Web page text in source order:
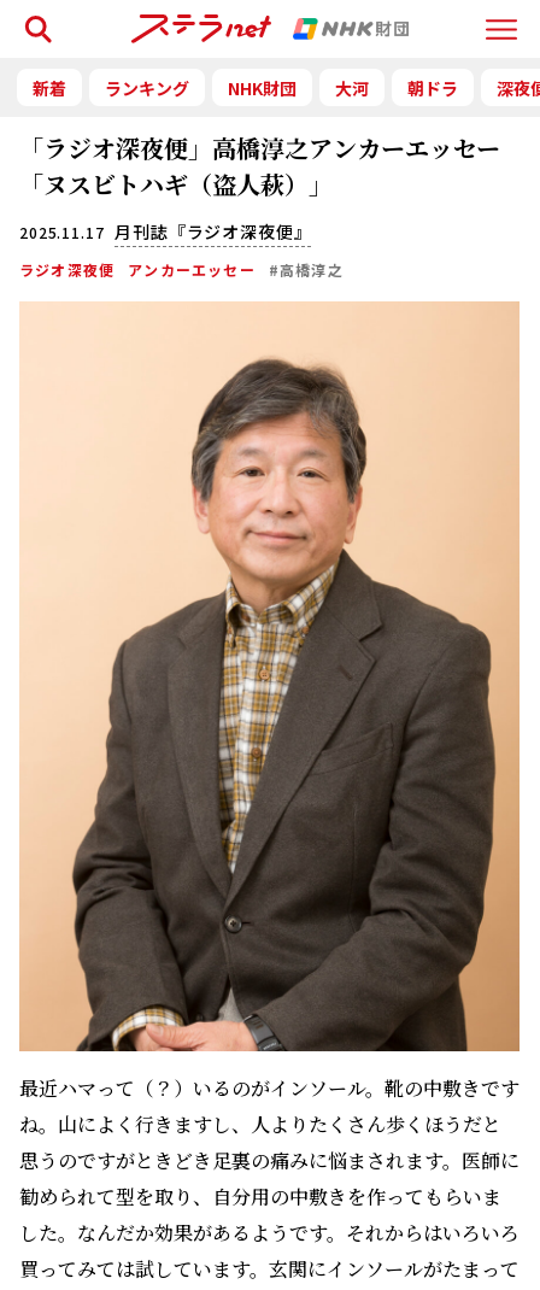
Menu
検索
新着 ランキング NHK財団 大河 朝ドラ 深夜
「ラジオ深夜便」高橋淳之アンカーエッセー
「ヌスビトハギ（盗人萩）」
2025.11.17 月刊誌『ラジオ深夜便』
ラジオ深夜便 アンカーエッセー #高橋淳之
最近ハマって（？）いるのがインソール。靴の中敷きです
ね。山によく行きますし、人よりたくさん歩くほうだと
思うのですがときどき足裏の痛みに悩まされます。医師に
勧められて型を取り、自分用の中敷きを作ってもらいま
した。なんだか効果があるようです。それからはいろいろ
買ってみては試しています。玄関にインソールがたまって